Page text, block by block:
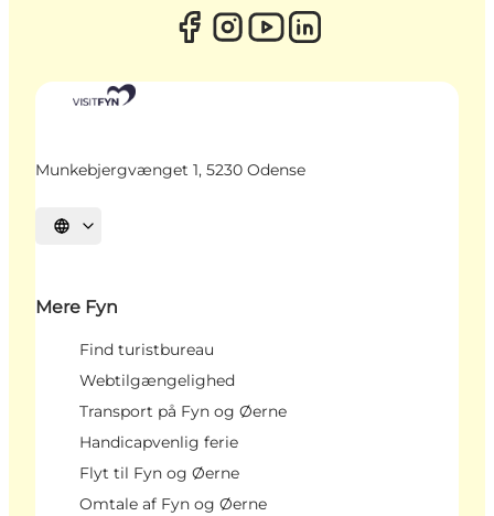
Munkebjergvænget 1, 5230 Odense
Vælg sprog
Mere Fyn
Find turistbureau
Webtilgængelighed
Transport på Fyn og Øerne
Handicapvenlig ferie
Flyt til Fyn og Øerne
Omtale af Fyn og Øerne